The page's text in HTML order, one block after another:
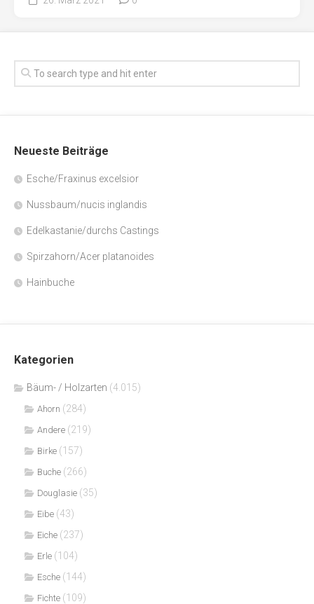
Neueste Beiträge
Esche/Fraxinus excelsior
Nussbaum/nucis inglandis
Edelkastanie/durchs Castings
Spirzahorn/Acer platanoides
Hainbuche
Kategorien
Bäum- / Holzarten (4.015)
Ahorn (284)
Andere (219)
Birke (157)
Buche (266)
Douglasie (35)
Eibe (43)
Eiche (237)
Erle (104)
Esche (144)
Fichte (109)